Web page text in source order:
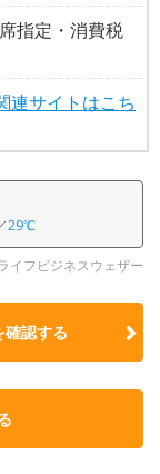
指定・消費税
連サイトはこち
29℃
イフビジネスウェザー
確認する